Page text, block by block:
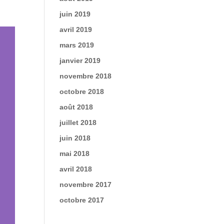
juin 2019
avril 2019
mars 2019
janvier 2019
novembre 2018
octobre 2018
août 2018
juillet 2018
juin 2018
mai 2018
avril 2018
novembre 2017
octobre 2017